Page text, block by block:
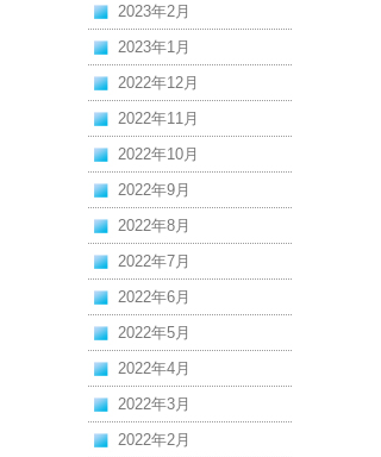
2023年2月
2023年1月
2022年12月
2022年11月
2022年10月
2022年9月
2022年8月
2022年7月
2022年6月
2022年5月
2022年4月
2022年3月
2022年2月